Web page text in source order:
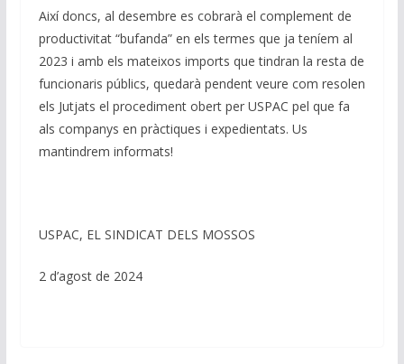
Així doncs, al desembre es cobrarà el complement de
productivitat “bufanda” en els termes que ja teníem al
2023 i amb els mateixos imports que tindran la resta de
funcionaris públics, quedarà pendent veure com resolen
els Jutjats el procediment obert per USPAC pel que fa
als companys en pràctiques i expedientats. Us
mantindrem informats!
USPAC, EL SINDICAT DELS MOSSOS
2 d’agost de 2024